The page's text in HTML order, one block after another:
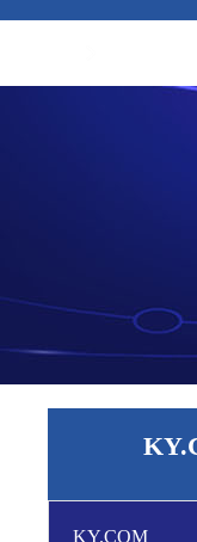
KY.COM